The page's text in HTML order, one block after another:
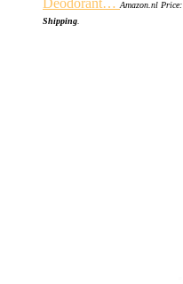
Deodorant… Amazon.nl Price:
Shipping